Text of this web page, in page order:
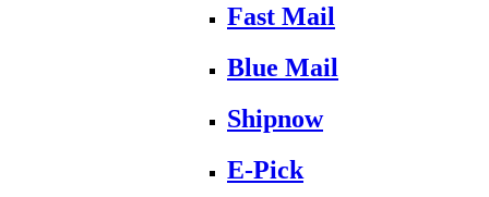
Fast Mail
Blue Mail
Shipnow
E-Pick